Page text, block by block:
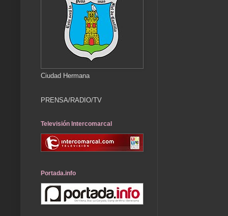
Ciudad Hermana
PRENSA/RADIO/TV
Televisión Intercomarcal
Portada.info